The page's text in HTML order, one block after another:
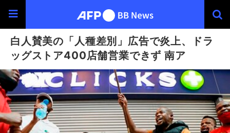
白人賛美の「人種差別」広告で炎上、ドラ
ッグストア400店舗営業できず 南ア